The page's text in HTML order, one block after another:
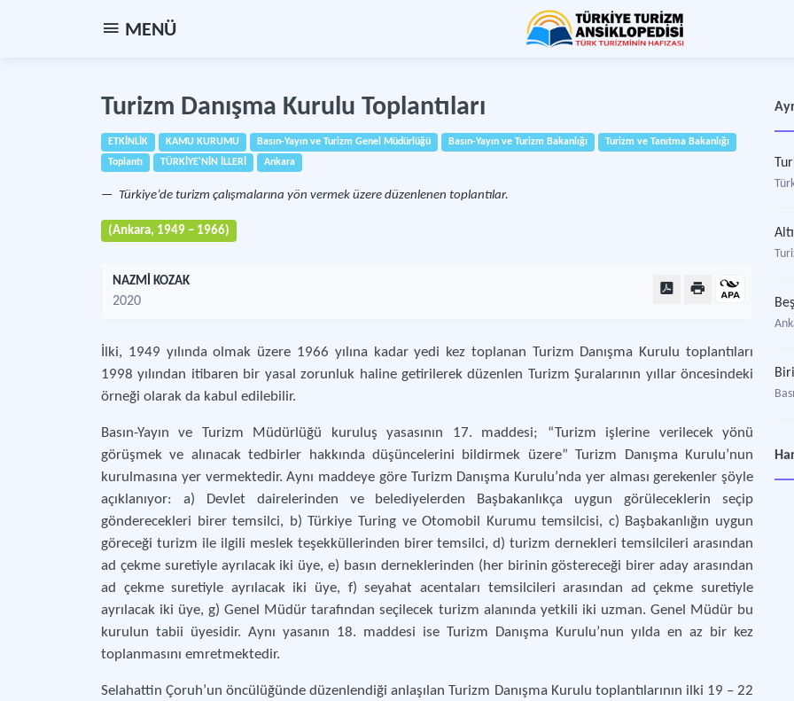
MENÜ
Turizm Danışma Kurulu Toplantıları
ETKİNLİK KAMU KURUMU Basın-Yayın ve Turizm Genel Müdürlüğü Basın-Yayın ve Turizm Bakanlığı
Turizm ve Tanıtma Bakanlığı
Toplantı
TÜRKİYE'NİN İLLERİ Ankara
Türkiye’de turizm çalışmalarına yön vermek üzere düzenlenen toplantılar.
(Ankara, 1949 – 1966)
NAZMİ KOZAK
2020
İlki, 1949 yılında olmak üzere 1966 yılına kadar yedi kez toplanan Turizm Danışma Kurulu toplantıları
1998 yılından itibaren bir yasal zorunluk haline getirilerek düzenlen Turizm Şuralarının yıllar öncesindeki
örneği olarak da kabul edilebilir.
Basın-Yayın ve Turizm Müdürlüğü kuruluş yasasının 17. maddesi; “Turizm işlerine verilecek yönü
görüşmek ve alınacak tedbirler hakkında düşüncelerini bildirmek üzere” Turizm Danışma Kurulu’nun
kurulmasına yer vermektedir. Aynı maddeye göre Turizm Danışma Kurulu’nda yer alması gerekenler şöyle
açıklanıyor: a) Devlet dairelerinden ve belediyelerden Başbakanlıkça uygun görüleceklerin seçip
gönderecekleri birer temsilci, b) Türkiye Turing ve Otomobil Kurumu temsilcisi, c) Başbakanlığın uygun
göreceği turizm ile ilgili meslek teşekküllerinden birer temsilci, d) turizm dernekleri temsilcileri arasından
ad çekme suretiyle ayrılacak iki üye, e) basın derneklerinden (her birinin göstereceği birer aday arasından
ad çekme suretiyle ayrılacak iki üye, f) seyahat acentaları temsilcileri arasından ad çekme suretiyle
ayrılacak iki üye, g) Genel Müdür tarafından seçilecek turizm alanında yetkili iki uzman. Genel Müdür bu
kurulun tabii üyesidir. Aynı yasanın 18. maddesi ise Turizm Danışma Kurulu’nun yılda en az bir kez
toplanmasını emretmektedir.
Selahattin Çoruh’un öncülüğünde düzenlendiği anlaşılan Turizm Danışma Kurulu toplantılarının ilki 19 – 22